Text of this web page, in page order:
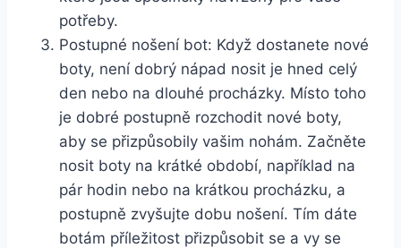
‌potřeby.
Postupné ​nošení bot: ⁣Když dostanete nové
boty, není⁣ dobrý nápad nosit je hned celý‍
den nebo na dlouhé procházky. Místo toho
je dobré postupně rozchodit nové boty,
aby se ⁢přizpůsobily vašim⁤ nohám. Začněte
nosit boty na krátké období, například⁤ na
pár hodin nebo na ​krátkou procházku, a
postupně zvyšujte dobu nošení. Tím​ dáte
botám ⁣příležitost přizpůsobit se a vy se